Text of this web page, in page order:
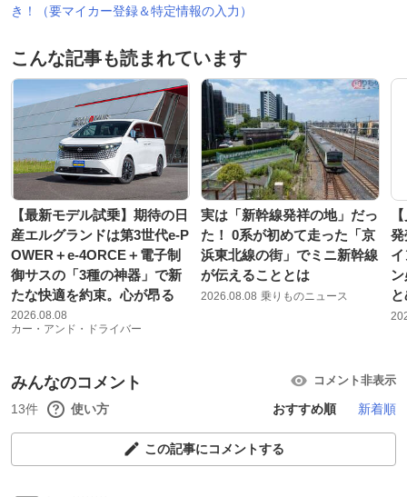
き！（要マイカー登録＆特定情報の入力）
こんな記事も読まれています
【最新モデル試乗】期待の日
産エルグランドは第3世代e-P
OWER＋e-4ORCE＋電子制
御サスの「3種の神器」で新
たな快適を約束。心が昂る
2026.08.08
カー・アンド・ドライバー
実は「新幹線発祥の地」だっ
た！ 0系が初めて走った「京
浜東北線の街」でミニ新幹線
が伝えることとは
2026.08.08 乗りものニュース
発
みんなのコメント コメント非表示
13件 使い方 おすすめ順 新着順
この記事にコメントする